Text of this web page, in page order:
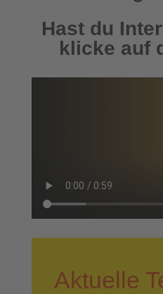
Hast du
klicke auf
Aktuelle